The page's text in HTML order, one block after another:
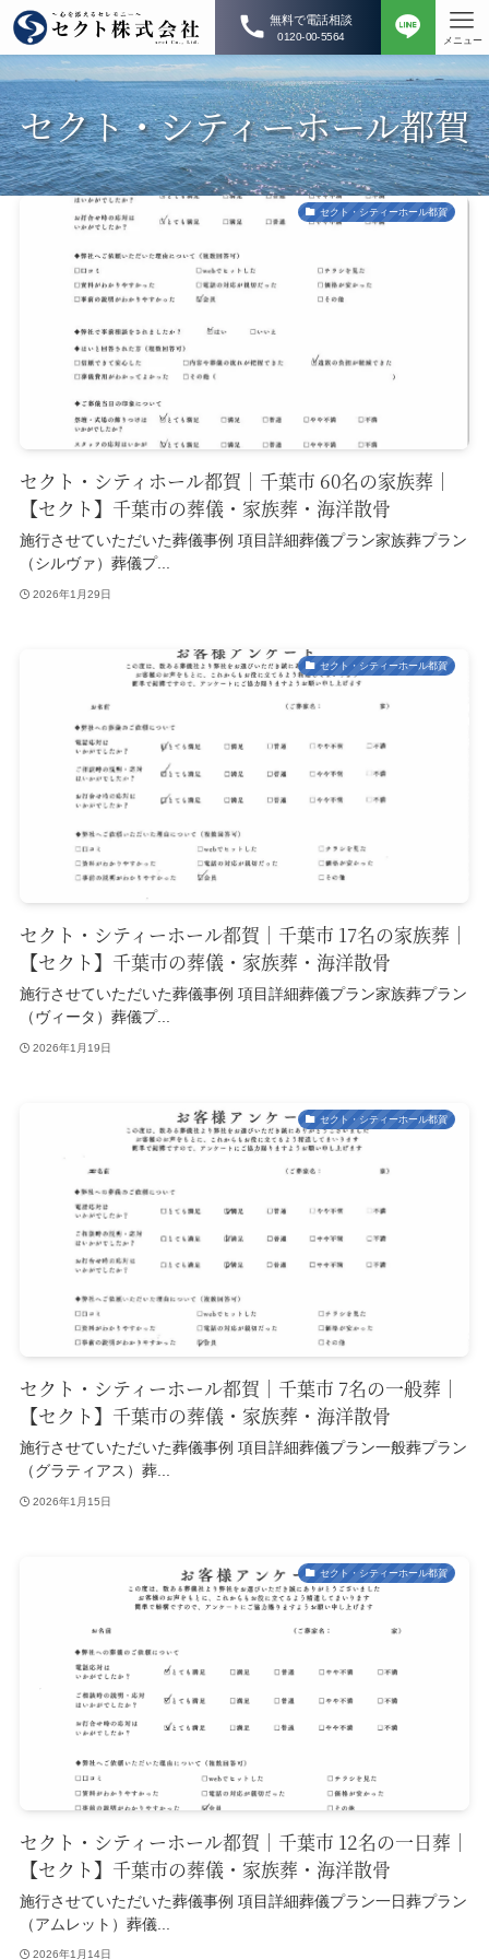
無料で電話相談
0120-00-5564 メニュー
セクト・シティーホール都賀
セクト・シティーホール都賀
セクト・シティホール都賀｜千葉市 60名の家族葬｜
【セクト】千葉市の葬儀・家族葬・海洋散骨
施行させていただいた葬儀事例 項目詳細葬儀プラン家族葬プラン
（シルヴァ）葬儀プ...
2026年1月29日
セクト・シティーホール都賀
セクト・シティーホール都賀｜千葉市 17名の家族葬｜
【セクト】千葉市の葬儀・家族葬・海洋散骨
施行させていただいた葬儀事例 項目詳細葬儀プラン家族葬プラン
（ヴィータ）葬儀プ...
2026年1月19日
セクト・シティーホール都賀
セクト・シティーホール都賀｜千葉市 7名の一般葬｜
【セクト】千葉市の葬儀・家族葬・海洋散骨
施行させていただいた葬儀事例 項目詳細葬儀プラン一般葬プラン
（グラティアス）葬...
2026年1月15日
セクト・シティーホール都賀
セクト・シティーホール都賀｜千葉市 12名の一日葬｜
【セクト】千葉市の葬儀・家族葬・海洋散骨
施行させていただいた葬儀事例 項目詳細葬儀プラン一日葬プラン
（アムレット）葬儀...
2026年1月14日